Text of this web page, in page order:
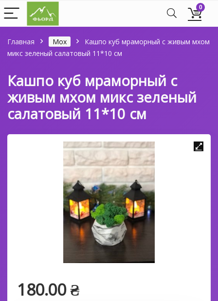
0
Главная Мох
Кашпо куб мраморный с живым мхом
микс зеленый салатовый 11*10 см
Кашпо куб мраморный с
живым мхом микс зеленый
салатовый 11*10 см
180.00₴